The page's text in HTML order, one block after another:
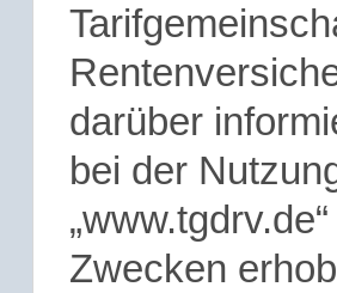
darüber
bei der
Zwecken